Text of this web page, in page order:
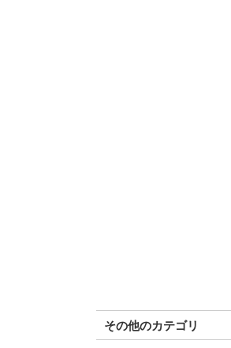
その他のカテゴリ